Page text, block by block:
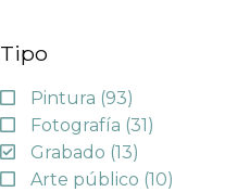
Tipo
Pintura (93)
Fotografía (31)
Grabado (13)
Arte público (10)